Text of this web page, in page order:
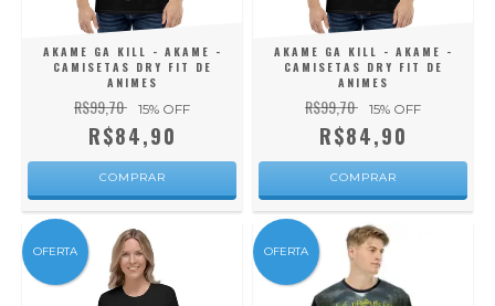
AKAME GA KILL - AKAME -
CAMISETAS DRY FIT DE
ANIMES
R$99,70 15% OFF
R$84,90
COMPRAR
AKAME GA KILL - AKAME -
CAMISETAS DRY FIT DE
ANIMES
R$99,70 15% OFF
R$84,90
COMPRAR
OFERTA OFERTA